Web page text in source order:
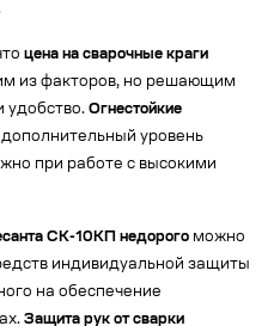
цена на сварочные краги
из факторов, но решающим
удобство. Огнестойкие
уровень
при работе с высокими
СК-10КП недорого можно
индивидуальной защиты
на обеспечение
Защита рук от сварки